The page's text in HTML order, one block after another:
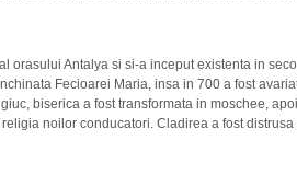
orasului Antalya si si-a inceput existenta in
Fecioarei Maria, insa in 700 a fost
biserica a fost transformata in moschee,
noilor conducatori. Cladirea a fost